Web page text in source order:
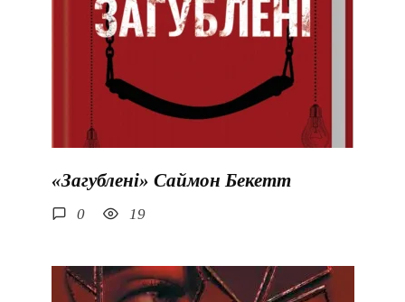
«Загублені» Саймон Бекетт
0 19